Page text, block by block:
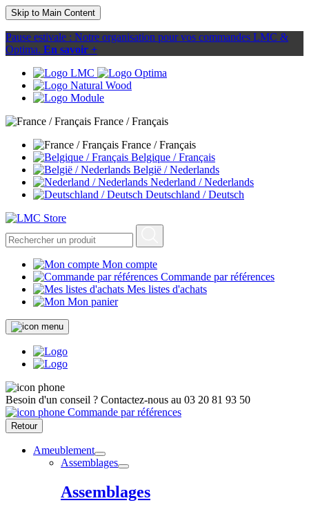
Skip to Main Content
Pause estivale : Notre organisation pour vos commandes LMC &
Optima. En savoir +
France / Français
France / Français
Belgique / Français
België / Nederlands
Nederland / Nederlands
Deutschland / Deutsch
Mon compte
Commande par références
Mes listes d'achats
Mon panier
Besoin d'un conseil ? Contactez-nous au 03 20 81 93 50
Commande par références
Retour
Ameublement
Assemblages
Assemblages